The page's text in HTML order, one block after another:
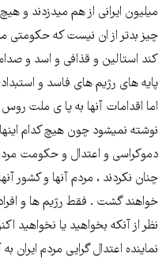
میلیون ایرانی از هم میدزدند و
چیز بدتر از ان نیست که حکومتی
کند استالین و قذافی و اسد و
پایه های رژیم های فاسد و
اما اقدامات آنها به پا ی ملت
نوشته نمیشود چون هیچ کدام اینها
دموکراسی و اعتدال و حکومت
چنان نکردند ، مردم آنها و کشور
خواهند گشت . فقط رژیم ها و
نظر از آنکه بخواهید یا نخواهید
نماینده اعتدال گرایی مردم ایران